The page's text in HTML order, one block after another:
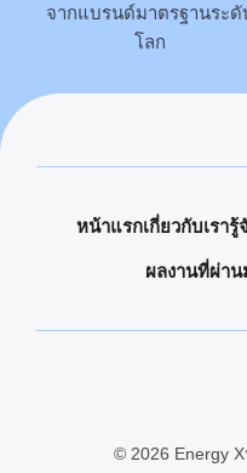
จากแบรนด์มาตรฐานระดั
โลก
หน้าแรกเกี่ยวกับเรารู้
ผลงานที่ผ่าน
© 2026 Energy X